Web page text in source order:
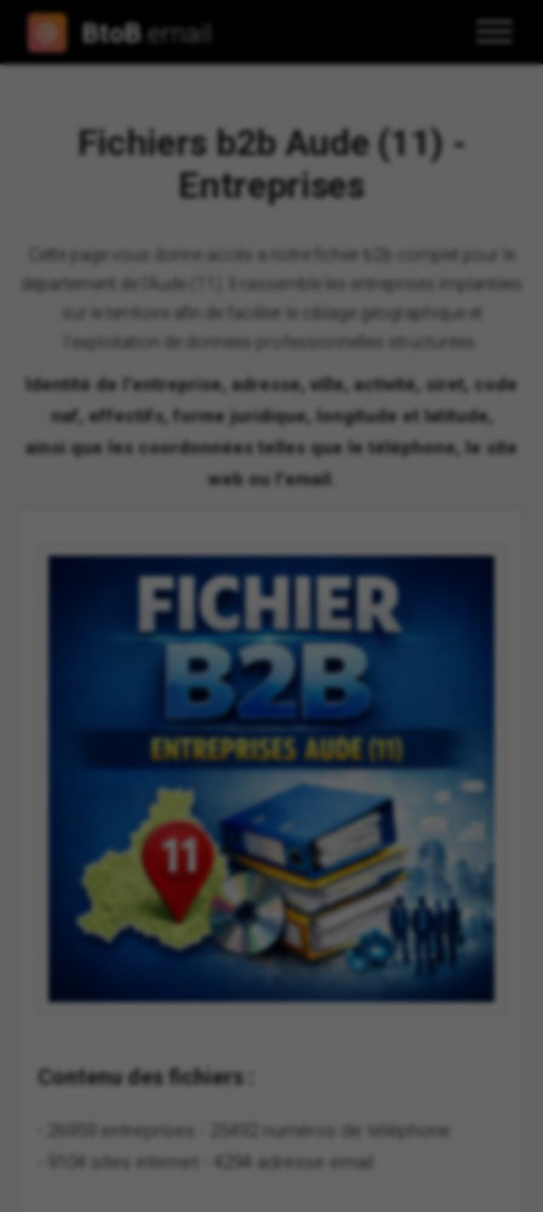
BtoB .email
Fichiers b2b Aude (11) -
Entreprises
Cette page vous donne accès a notre fichier b2b complet pour le
département de l'Aude (11). Il rassemble les entreprises implantées
sur le territoire afin de faciliter le ciblage géographique et
l'exploitation de données professionnelles structurées.
Identité de l'entreprise, adresse, ville, activité, siret, code
naf, effectifs, forme juridique, longitude et latitude,
ainsi que les coordonnées telles que le téléphone, le site
web ou l'email.
Contenu des fichiers :
- 26959 entreprises
- 25492 numéros de téléphone
- 9104 sites internet
- 4294 adresse email